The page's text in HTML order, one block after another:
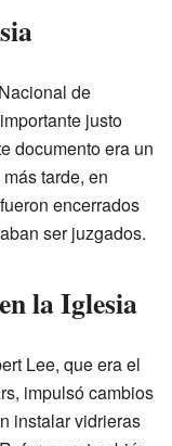
de
justo
documento era un
tarde, en
encerrados
ser juzgados.
la Iglesia
Lee, que era el
impulsó cambios
instalar vidrieras